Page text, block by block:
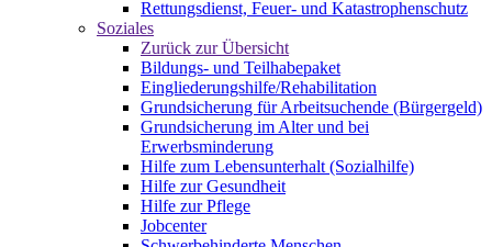
Rettungsdienst, Feuer- und Katastrophenschutz
Soziales
Zurück zur Übersicht
Bildungs- und Teilhabepaket
Eingliederungshilfe/Rehabilitation
Grundsicherung für Arbeitsuchende (Bürgergeld)
Grundsicherung im Alter und bei
Erwerbsminderung
Hilfe zum Lebensunterhalt (Sozialhilfe)
Hilfe zur Gesundheit
Hilfe zur Pflege
Jobcenter